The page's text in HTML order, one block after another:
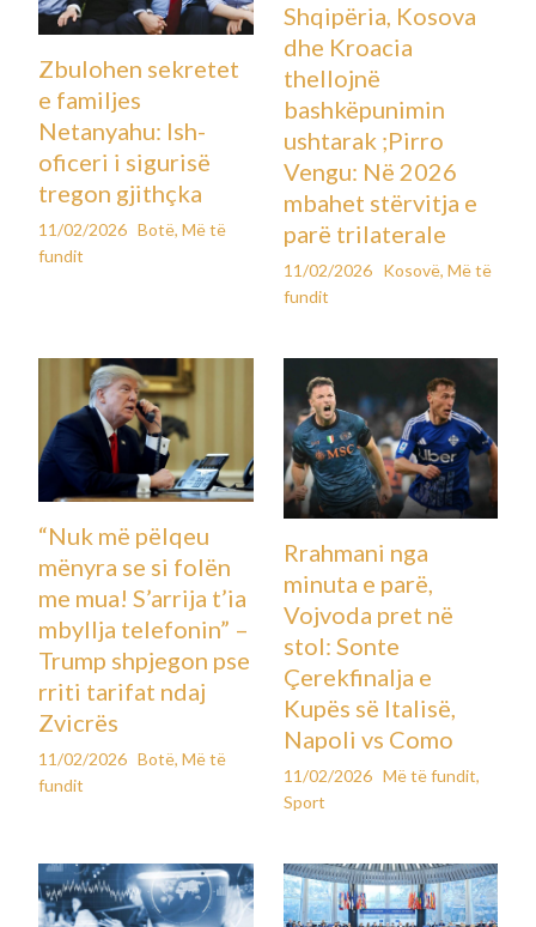
Zbulohen sekretet
e familjes
Netanyahu: Ish-
oficeri i sigurisë
tregon gjithçka
11/02/2026 Botë,Më të
fundit
Shqipëria, Kosova
dhe Kroacia
thellojnë
bashkëpunimin
ushtarak ;Pirro
Vengu: Në 2026
mbahet stërvitja e
parë trilaterale
11/02/2026 Kosovë, Më të
fundit
“Nuk më pëlqeu
mënyra se si folën
me mua! S’arrija t’ia
mbyllja telefonin” –
Trump shpjegon pse
rriti tarifat ndaj
Zvicrës
11/02/2026 Botë,Më të
fundit
Rrahmani nga
minuta e parë,
Vojvoda pret në
stol: Sonte
Çerekfinalja e
Kupës së Italisë,
Napoli vs Como
11/02/2026 Më të fundit,
Sport